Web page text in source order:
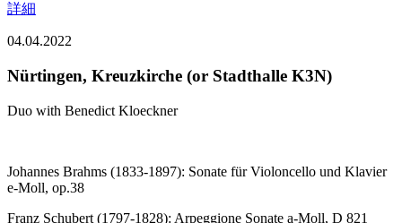
詳細
04.04.2022
Nürtingen, Kreuzkirche (or Stadthalle K3N)
Duo with Benedict Kloeckner
Johannes Brahms (1833-1897): Sonate für Violoncello und Klavier
e-Moll, op.38
Franz Schubert (1797-1828): Arpeggione Sonate a-Moll, D 821